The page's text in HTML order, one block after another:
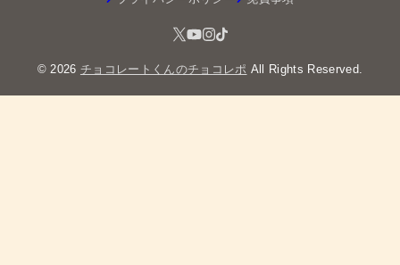
シャトレーゼ冷やし生チョコ大福